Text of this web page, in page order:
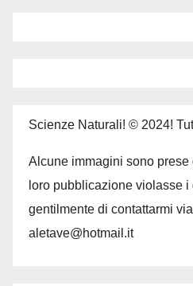
Scienze Naturali! © 2024!
Alcune immagini sono prese
loro pubblicazione violasse i
gentilmente di contattarmi
aletave@hotmail.it